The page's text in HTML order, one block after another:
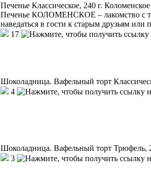
Печенье Классическое, 240 г. Коломенское
Печенье КОЛОМЕНСКОЕ – лакомство с
наведаться в гости к старым друзьям или
17
Шоколадница. Вафельный торт
4
Шоколадница. Вафельный торт Трюфель,
3